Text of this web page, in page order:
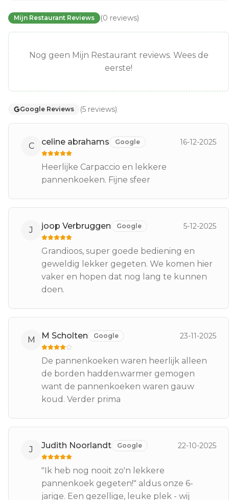
Mijn Restaurant Reviews (0 reviews)
Nog geen Mijn Restaurant reviews. Wees de
eerste!
Google Reviews (5 reviews)
C celine abrahams Google 16-12-2025
Heerlijke Carpaccio en lekkere
pannenkoeken. Fijne sfeer
J joop Verbruggen Google 5-12-2025
Grandioos, super goede bediening en
geweldig lekker gegeten. We komen hier
vaker en hopen dat nog lang te kunnen
doen.
M M Scholten Google 23-11-2025
De pannenkoeken waren heerlijk alleen
de borden hadden.warmer gemogen
want de pannenkoeken waren gauw
koud. Verder prima
J Judith Noorlandt Google 22-10-2025
"Ik heb nog nooit zo'n lekkere
pannenkoek gegeten!" aldus onze 6-
jarige. Een gezellige, leuke plek - wij